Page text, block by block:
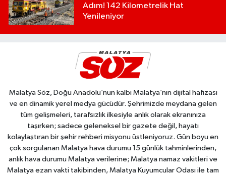
Adım! 142 Kilometrelik Hat
Yenileniyor
Malatya Söz, Doğu Anadolu’nun kalbi Malatya’nın dijital hafızası
ve en dinamik yerel medya gücüdür. Şehrimizde meydana gelen
tüm gelişmeleri, tarafsızlık ilkesiyle anlık olarak ekranınıza
taşırken; sadece geleneksel bir gazete değil, hayatı
kolaylaştıran bir şehir rehberi misyonu üstleniyoruz. Gün boyu en
çok sorgulanan Malatya hava durumu 15 günlük tahminlerinden,
anlık hava durumu Malatya verilerine; Malatya namaz vakitleri ve
Malatya ezan vakti takibinden, Malatya Kuyumcular Odası ile tam